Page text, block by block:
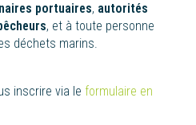
portuaires, autorités
, et à toute personne
déchets marins.
inscrire via le formulaire en